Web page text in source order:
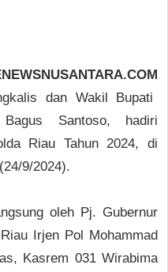
dan Wakil Bupati
Santoso, hadiri
Riau Tahun 2024, di
9/2024).
oleh Pj. Gubernur
Irjen Pol Mohammad
Kasrem 031 Wirabima